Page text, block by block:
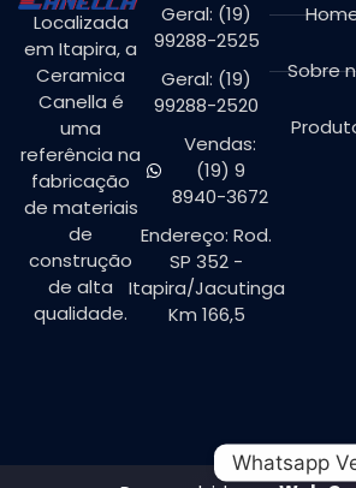
Localizada
em Itapira, a
Ceramica
Canella é
uma
referência na
fabricação
de materiais
de
construção
de alta
qualidade.
Geral: (19)
99288-2525
Geral: (19)
99288-2520
Vendas:
(19) 9
8940-3672
Endereço: Rod.
SP 352 -
Itapira/Jacutinga
Km 166,5
Sobre
Whatsapp